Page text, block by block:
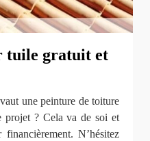
tuile gratuit et
une peinture de toiture
projet ? Cela va de soi et
N’hésitez